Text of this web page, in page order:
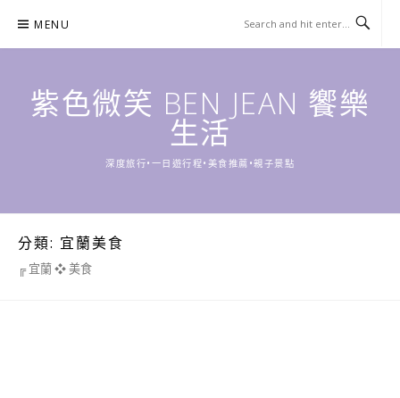
content
MENU
紫色微笑 BEN JEAN 饗樂
生活
深度旅行•一日遊行程•美食推薦•親子景點
分類: 宜蘭美食
╔ 宜蘭 ❖ 美食